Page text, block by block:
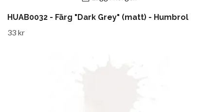
HUAB0032 - Färg "Dark Grey" (matt) - Humbrol
33 kr